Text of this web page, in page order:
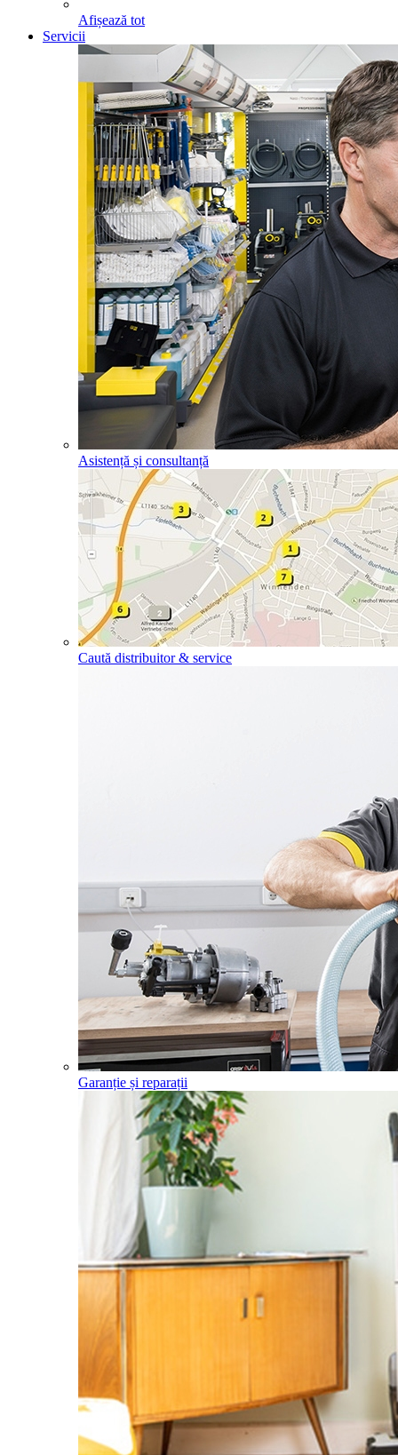
Afișează tot
Servicii
Asistență și consultanță
Caută distribuitor & service
Garanție și reparații